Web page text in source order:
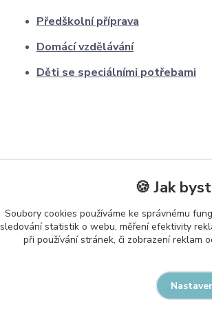
Předškolní příprava
Domácí vzdělávání
Děti se speciálními potřebami
🍪 Jak
Soubory cookies používáme ke správnému
sledování statistik o webu, měření efektivity
při používání stránek, či zobrazení reklam